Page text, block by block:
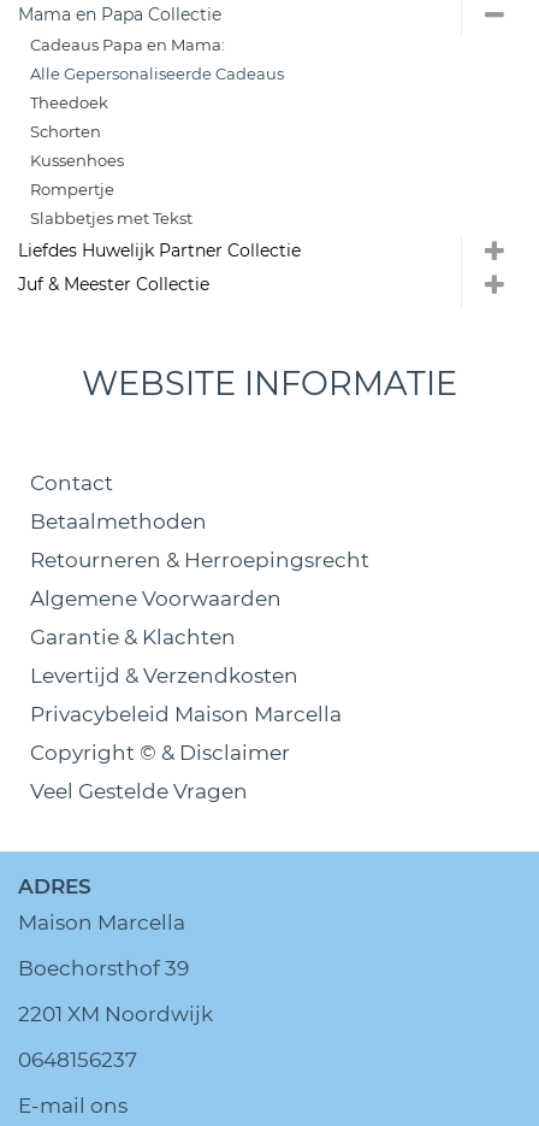
Mama en Papa Collectie
Cadeaus Papa en Mama:
Alle Gepersonaliseerde Cadeaus
Theedoek
Schorten
Kussenhoes
Rompertje
Slabbetjes met Tekst
Liefdes Huwelijk Partner Collectie
Juf & Meester Collectie
WEBSITE INFORMATIE
Contact
Betaalmethoden
Retourneren & Herroepingsrecht
Algemene Voorwaarden
Garantie & Klachten
Levertijd & Verzendkosten
Privacybeleid Maison Marcella
Copyright © & Disclaimer
Veel Gestelde Vragen
ADRES
Maison Marcella
Boechorsthof 39
2201 XM Noordwijk
0648156237
E-mail ons